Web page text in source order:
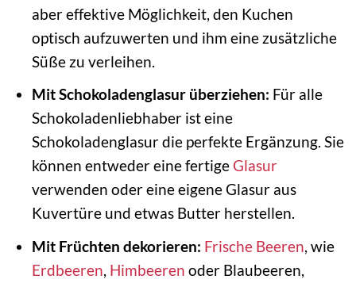
aber effektive Möglichkeit, den Kuchen
optisch aufzuwerten und ihm eine zusätzliche
Süße zu verleihen.
Mit Schokoladenglasur überziehen: Für alle
Schokoladenliebhaber ist eine
Schokoladenglasur die perfekte Ergänzung. Sie
können entweder eine fertige Glasur
verwenden oder eine eigene Glasur aus
Kuvertüre und etwas Butter herstellen.
Mit Früchten dekorieren: Frische Beeren , wie
Erdbeeren Himbeeren oder Blaubeeren,